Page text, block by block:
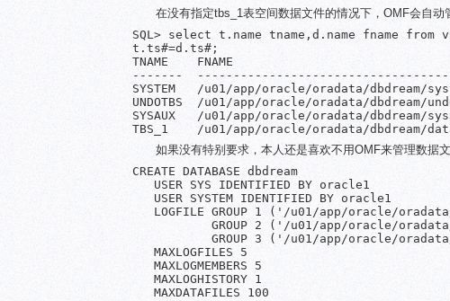
在没有指定tbs_1表空间数据文件的情况下，OMF会自动
SQL> select t.name tname,d.name fname
t.ts#=d.ts#;
TNAME    FNAME
-------
SYSTEM   /u01/app/oracle/oradata/dbdream/
UNDOTBS  /u01/app/oracle/oradata/dbdream/
SYSAUX   /u01/app/oracle/oradata/dbdream/
TBS_1    /u01/app/oracle/oradata/dbdream/
如果没有特别要求，本人还是喜欢不用OMF来管理数据
CREATE DATABASE dbdream
   USER SYS IDENTIFIED BY oracle1
   USER SYSTEM IDENTIFIED BY oracle1
LOGFILE GROUP 1 ('/u01/app/oracle/
GROUP 2 ('/u01/app/oracle/
GROUP 3 ('/u01/app/oracle/
   MAXLOGFILES 5
   MAXLOGMEMBERS 5
   MAXLOGHISTORY 1
   MAXDATAFILES 100